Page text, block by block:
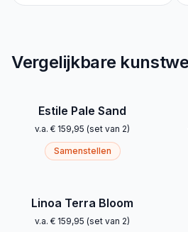
Vergelijkbare
Estile Pale Sand
v.a. € 159,95 (set van 2)
Samenstellen
Linoa Terra Bloom
v.a. € 159,95 (set van 2)